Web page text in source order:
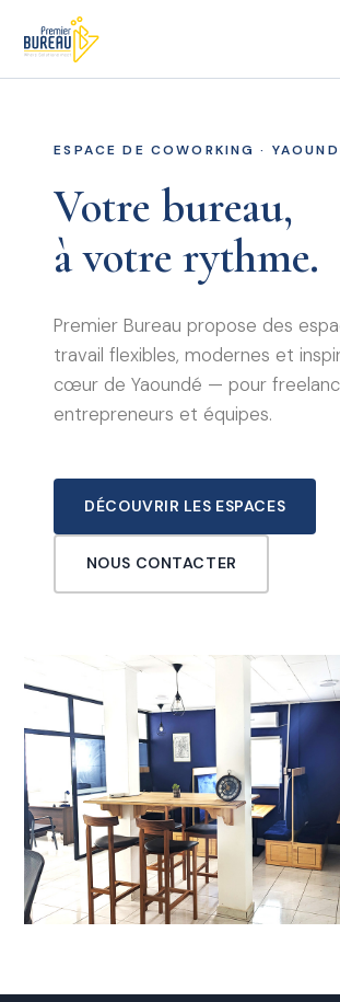
ESPACE DE COWORKING ·
Votre bureau,
à votre rythme.
Premier Bureau propose des
travail flexibles, modernes et
cœur de Yaoundé — pour
entrepreneurs et équipes.
DÉCOUVRIR LES ESPACES
NOUS CONTACTER